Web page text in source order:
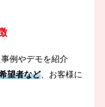
例やデモを紹介
望者など、お客様に